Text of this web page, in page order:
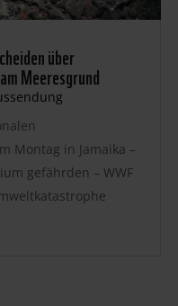
über
Meeresgrund
Montag in Jamaika –
gefährden – WWF